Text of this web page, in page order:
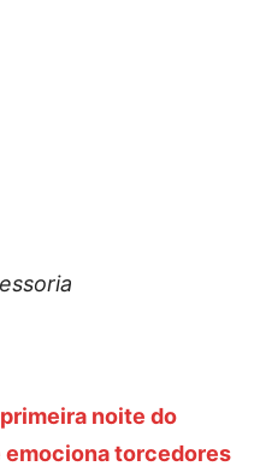
noite do
emociona torcedores